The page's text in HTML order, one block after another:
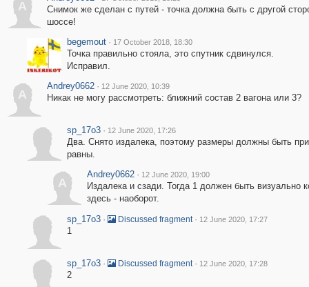
A
Снимок же сделан с путей - точка должна быть с другой
шоссе!
begemout · 17 October 2018, 18:30
Точка правильно стояла, это спутник сдвинулся.
Исправил.
A
Andrey0662 · 12 June 2020, 10:39
Никак не могу рассмотреть: ближний состав 2 вагона или 3?
sp_17o3 · 12 June 2020, 17:26
Два. Снято издалека, поэтому размеры должны быть
равны.
A
Andrey0662 · 12 June 2020, 19:00
Издалека и сзади. Тогда 1 должен быть визуально
здесь - наоборот.
sp_17o3 · Discussed fragment · 12 June 2020, 17:27
1
sp_17o3 · Discussed fragment · 12 June 2020, 17:28
2